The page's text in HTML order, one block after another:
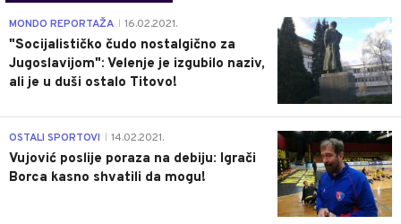
4
MONDO REPORTAŽA 16.02.2021.
"Socijalističko čudo nostalgično za
Jugoslavijom": Velenje je izgubilo naziv,
ali je u duši ostalo Titovo!
1
OSTALI SPORTOVI 14.02.2021.
Vujović poslije poraza na debiju: Igrači
Borca kasno shvatili da mogu!